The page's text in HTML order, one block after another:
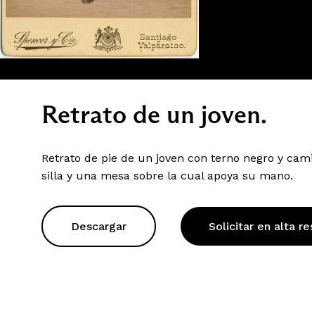
Retrato de un joven.
Retrato de pie de un joven con terno negro y
silla y una mesa sobre la cual apoya su mano.
Descargar Solicitar en alta